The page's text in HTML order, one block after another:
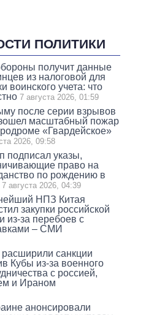
ПОЛИТИКИ
получит данные
из налоговой для
воинского учета: что
7 августа 2026, 01:59
после серии взрывов
масштабный пожар
«Гвардейское»
2026, 09:58
подписал указы,
право на
по рождению в
7 августа 2026, 04:39
НПЗ Китая
закупки российской
из-за перебоев с
– СМИ
санкции
Кубы из-за военного
с россией,
и Ираном
анонсировали